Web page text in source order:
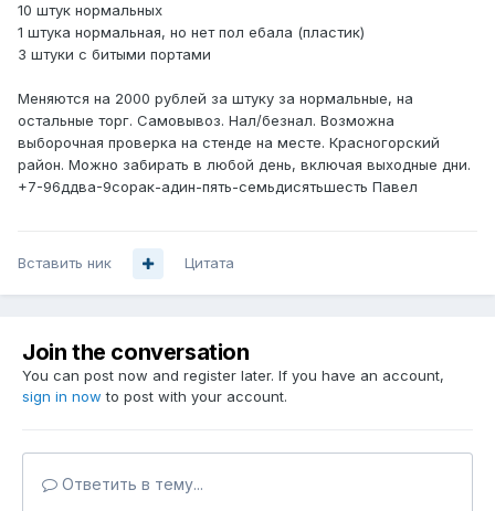
10 штук нормальных
1 штука нормальная, но нет пол ебала (пластик)
3 штуки с битыми портами
Меняются на 2000 рублей за штуку за нормальные, на
остальные торг. Самовывоз. Нал/безнал. Возможна
выборочная проверка на стенде на месте. Красногорский
район. Можно забирать в любой день, включая выходные дни.
+7-96ддва-9сорак-адин-пять-семьдисятьшесть Павел
Вставить ник Цитата
Join the conversation
You can post now and register later. If you have an account,
sign in now to post with your account.
Ответить в тему...